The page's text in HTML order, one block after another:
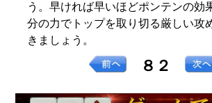
う。早ければ早いほどポンテンの効
分の力でトップを取り切る厳しい攻
きましょう。
８２